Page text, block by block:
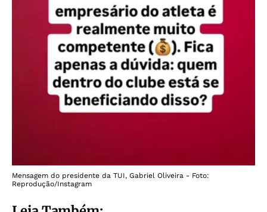
Mensagem do presidente da TUI, Gabriel Oliveira - Foto:
Reprodução/Instagram